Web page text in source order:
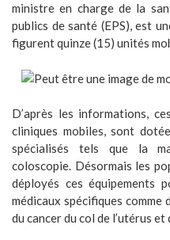
ministre en charge de la
publics de santé (EPS), est
figurent quinze (15) unités
D’après les informations,
cliniques mobiles, sont
spécialisés tels que la
coloscopie. Désormais les
déployés ces équipements
médicaux spécifiques comme
du cancer du col de l’utérus et